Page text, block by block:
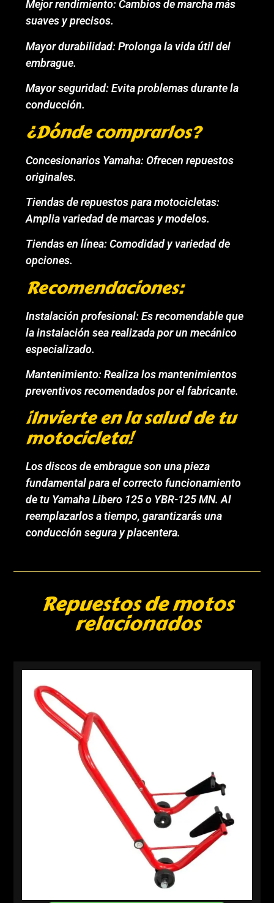
Mejor rendimiento: Cambios de marcha más
suaves y precisos.
Mayor durabilidad: Prolonga la vida útil del
embrague.
Mayor seguridad: Evita problemas durante la
conducción.
¿Dónde comprarlos?
Concesionarios Yamaha: Ofrecen repuestos
originales.
Tiendas de repuestos para motocicletas:
Amplia variedad de marcas y modelos.
Tiendas en línea: Comodidad y variedad de
opciones.
Recomendaciones:
Instalación profesional: Es recomendable que
la instalación sea realizada por un mecánico
especializado.
Mantenimiento: Realiza los mantenimientos
preventivos recomendados por el fabricante.
¡Invierte en la salud de tu
motocicleta!
Los discos de embrague son una pieza
fundamental para el correcto funcionamiento
de tu Yamaha Libero 125 o YBR-125 MN. Al
reemplazarlos a tiempo, garantizarás una
conducción segura y placentera.
Repuestos de motos
relacionados